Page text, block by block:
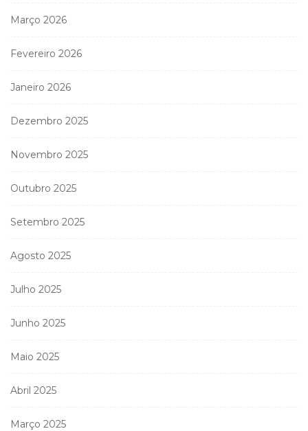
Março 2026
Fevereiro 2026
Janeiro 2026
Dezembro 2025
Novembro 2025
Outubro 2025
Setembro 2025
Agosto 2025
Julho 2025
Junho 2025
Maio 2025
Abril 2025
Março 2025